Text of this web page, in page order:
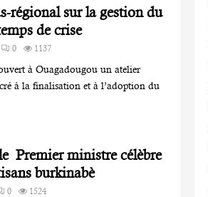
régional sur la gestion du
de crise
0 1137
à Ouagadougou un atelier
à la finalisation et à l’adoption du
Premier ministre célèbre
burkinabè
0 1524